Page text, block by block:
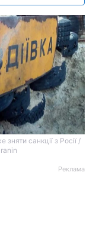
санкції з Росії /
Реклама